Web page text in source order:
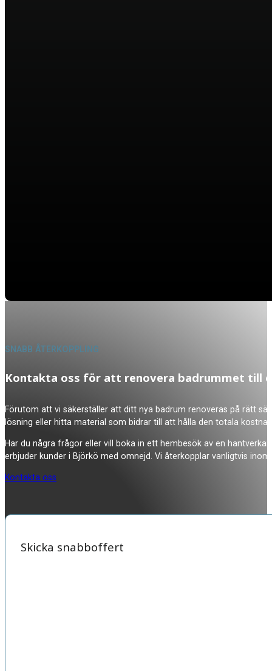
Kontakta oss för att renovera badrummet till
Förutom att vi säkerställer att ditt nya badrum renoveras på rätt
lösning eller hitta material som bidrar till att hålla den totala
Har du några frågor eller vill boka in ett hembesök av en
erbjuder kunder i Björkö med omnejd. Vi återkopplar vanligtvis
SNABB ÅTERKOPPLING
Kontakta oss
Skicka snabboffert